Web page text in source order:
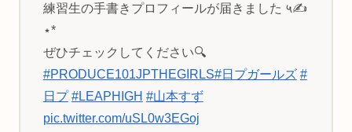
練習生の手書きプロフィールが届きました ५✍
⋆*
ぜひチェックしてください🔍
#PRODUCE101JPTHEGIRLS#日プガールズ #
日プ #LEAPHIGH #山本すず
pic.twitter.com/uSL0w3EGoj